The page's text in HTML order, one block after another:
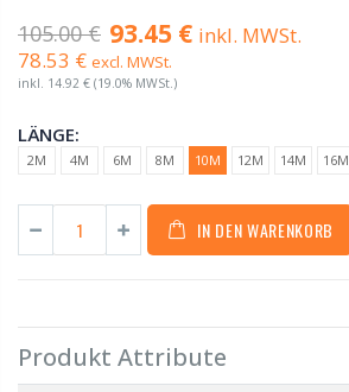
105.00 € 93.45 € inkl. MWSt.
78.53 € excl. MWSt.
inkl. 14.92 € (19.0% MWSt.)
LÄNGE:
2M 4M 6M 8M 10M 12M 14M 16M
IN DEN WARENKORB
Produkt Attribute